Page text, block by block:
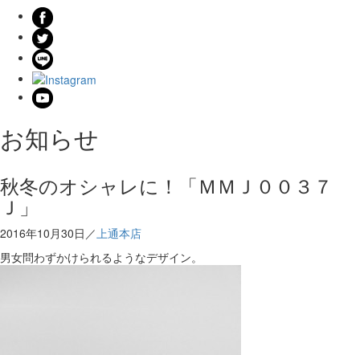
お知らせ
秋冬のオシャレに！「ＭＭＪ００３７
Ｊ」
2016年10月30日／ 上通本店
男女問わずかけられるようなデザイン。